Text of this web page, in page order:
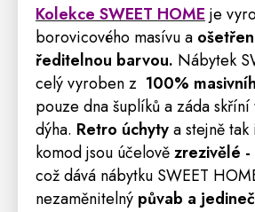
Kolekce SWEET HOME je
borovicového masívu a
ředitelnou barvou. Nábytek
celý vyroben z 100%
pouze dna šuplíků a záda
dýha. Retro úchytya stejně
komod jsou účelovězrezivělé
což dává nábytku SWEET
nezaměnitelný půvab a